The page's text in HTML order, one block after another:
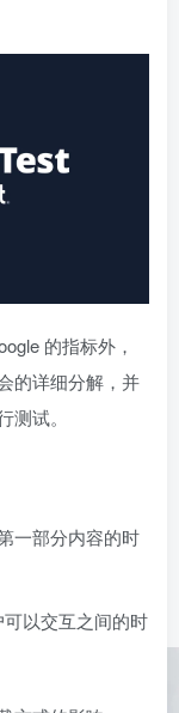
的指标外，
的详细分解，并
试。
一部分内容的时
可以交互之间的时